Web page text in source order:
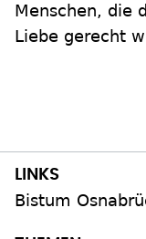
Menschen, die
Liebe gerecht
Bistum